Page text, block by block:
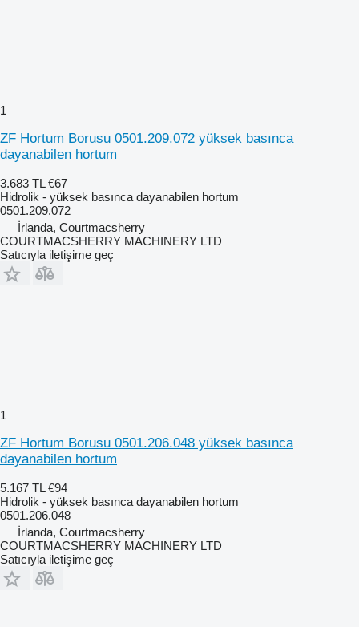
1
ZF Hortum Borusu 0501.209.072 yüksek basınca
dayanabilen hortum
3.683 TL €67
Hidrolik - yüksek basınca dayanabilen hortum
0501.209.072
İrlanda, Courtmacsherry
COURTMACSHERRY MACHINERY LTD
Satıcıyla iletişime geç
1
ZF Hortum Borusu 0501.206.048 yüksek basınca
dayanabilen hortum
5.167 TL €94
Hidrolik - yüksek basınca dayanabilen hortum
0501.206.048
İrlanda, Courtmacsherry
COURTMACSHERRY MACHINERY LTD
Satıcıyla iletişime geç